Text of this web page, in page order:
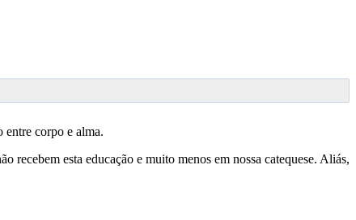
entre corpo e alma.
recebem esta educação e muito menos em nossa catequese. Aliás,